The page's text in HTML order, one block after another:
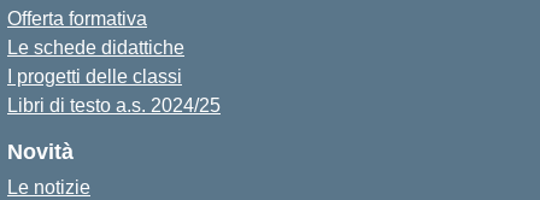
Offerta formativa
Le schede didattiche
I progetti delle classi
Libri di testo a.s. 2024/25
Novità
Le notizie